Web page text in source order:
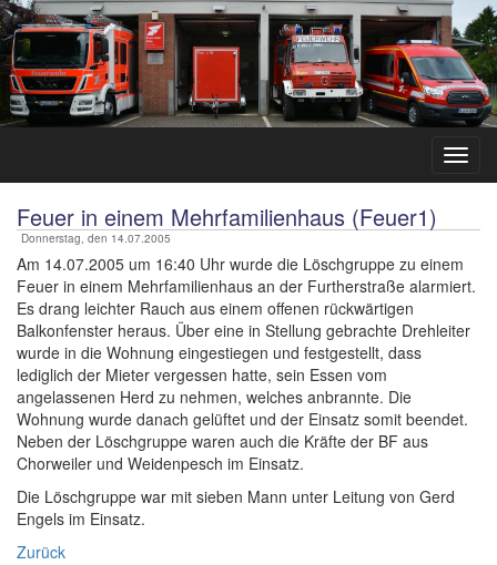
Feuer in einem Mehrfamilienhaus (Feuer1)
Donnerstag, den 14.07.2005
Am 14.07.2005 um 16:40 Uhr wurde die Löschgruppe zu einem
Feuer in einem Mehrfamilienhaus an der Furtherstraße alarmiert.
Es drang leichter Rauch aus einem offenen rückwärtigen
Balkonfenster heraus. Über eine in Stellung gebrachte Drehleiter
wurde in die Wohnung eingestiegen und festgestellt, dass
lediglich der Mieter vergessen hatte, sein Essen vom
angelassenen Herd zu nehmen, welches anbrannte. Die
Wohnung wurde danach gelüftet und der Einsatz somit beendet.
Neben der Löschgruppe waren auch die Kräfte der BF aus
Chorweiler und Weidenpesch im Einsatz.
Die Löschgruppe war mit sieben Mann unter Leitung von Gerd
Engels im Einsatz.
Zurück